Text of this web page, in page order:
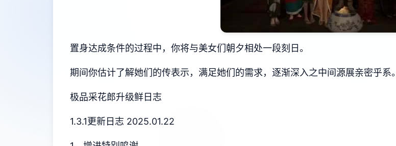
置身达成条件的过程中， 你将与美女们朝夕相处一段刻日。
期间你估计了解她们的传表示，满足她们的需求，逐渐深入之中间源展亲密乎系。
极品采花郎升级鲜日志
1.3.1更新日志 2025.01.22